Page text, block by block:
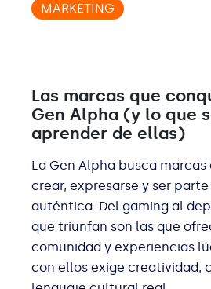
MARKETING
Las marcas que
Gen Alpha (y lo que
aprender de ellas)
La Gen Alpha busca
crear, expresarse y ser
auténtica. Del gaming al
que triunfan son las que
comunidad y experiencias
con ellos exige creatividad,